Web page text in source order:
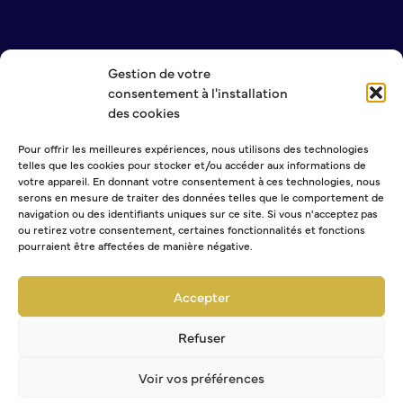
Gestion de votre
consentement à l'installation
des cookies
Pour offrir les meilleures expériences, nous utilisons des technologies
telles que les cookies pour stocker et/ou accéder aux informations de
votre appareil. En donnant votre consentement à ces technologies, nous
serons en mesure de traiter des données telles que le comportement de
navigation ou des identifiants uniques sur ce site. Si vous n'acceptez pas
ou retirez votre consentement, certaines fonctionnalités et fonctions
pourraient être affectées de manière négative.
Accepter
Refuser
Voir vos préférences
NOUS CONTACTER
MENTIONS LÉGALES
POLITIQUE DE CONFIDENTIALITÉ
NEWSLETTER
Abonnement Agenda
Journal municipal
Le Territoire
Le Département de la Seine-Maritime
La Région Normandie
Culture
Espace Bourvil
Médiathèque Boris Vian
Boîtes à lire